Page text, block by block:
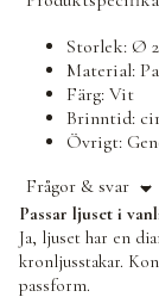
Storlek: Ø
Material:
Färg: Vit
Brinntid:
Övrigt:
Frågor & svar
Passar ljuset i
Ja, ljuset har en
kronljusstakar.
passform.